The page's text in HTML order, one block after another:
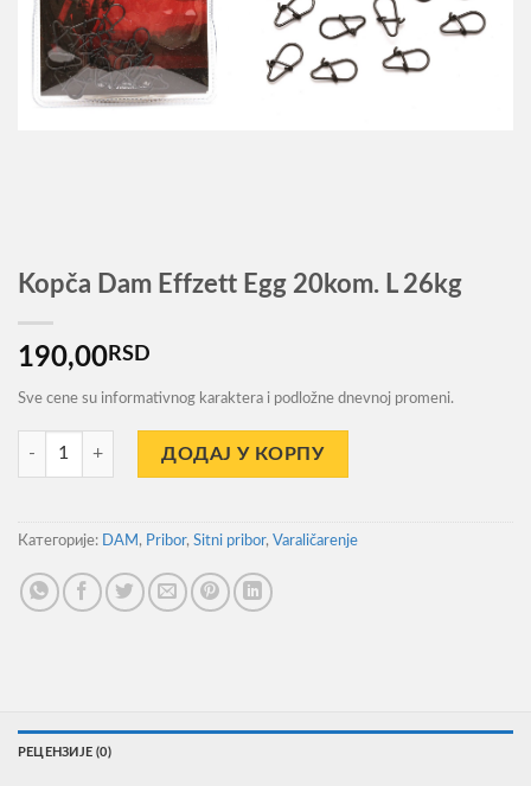
Kopča Dam Effzett Egg 20kom. L 26kg
190,00RSD
Sve cene su informativnog karaktera i podložne dnevnoj promeni.
Kopča Dam Effzett Egg 20kom. L 26kg количина
ДОДАЈ У КОРПУ
Категорије: DAM , Pribor, Sitni pribor, Varaličarenje
РЕЦЕНЗИЈЕ (0)